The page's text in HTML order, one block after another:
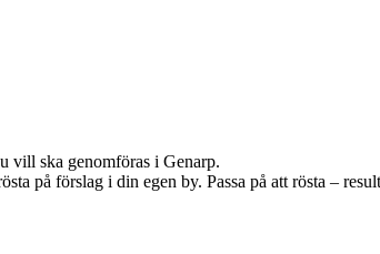
vill ska genomföras i Genarp.
på förslag i din egen by. Passa på att rösta –